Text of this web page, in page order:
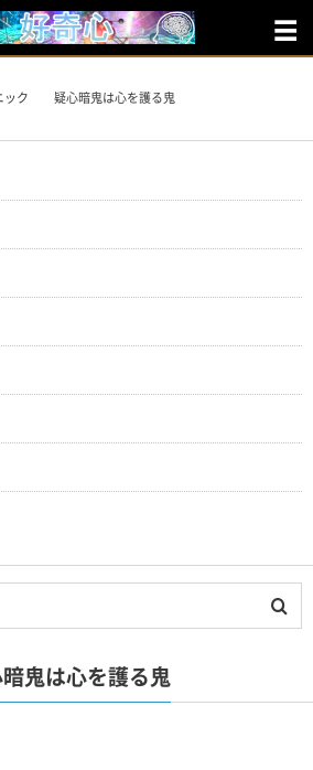
ック 疑心暗鬼は心を護る鬼
鬼は心を護る鬼